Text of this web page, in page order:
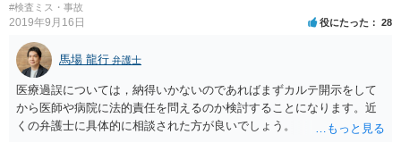
#検査ミス・事故
2019年9月16日 役にたった 28
馬場 龍行 弁護士
医療過誤については，納得いかないのであればまずカルテ開示をして
から医師や病院に法的責任を問えるのか検討することになります。近
くの弁護士に具体的に相談された方が良いでしょう。